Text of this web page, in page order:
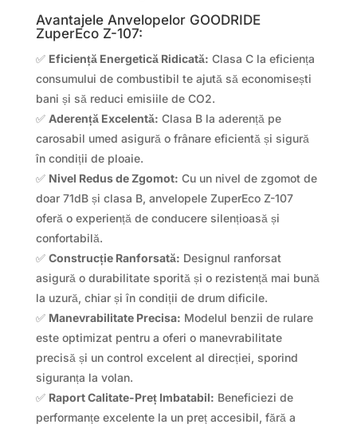
Avantajele Anvelopelor GOODRIDE
ZuperEco Z-107:
✅ Eficiență Energetică Ridicată: Clasa C la eficiența
consumului de combustibil te ajută să economisești
bani și să reduci emisiile de CO2.
✅ Aderență Excelentă: Clasa B la aderență pe
carosabil umed asigură o frânare eficientă și sigură
în condiții de ploaie.
✅ Nivel Redus de Zgomot: Cu un nivel de zgomot de
doar 71dB și clasa B, anvelopele ZuperEco Z-107
oferă o experiență de conducere silențioasă și
confortabilă.
✅ Construcție Ranforsată: Designul ranforsat
asigură o durabilitate sporită și o rezistență mai bună
la uzură, chiar și în condiții de drum dificile.
✅ Manevrabilitate Precisa: Modelul benzii de rulare
este optimizat pentru a oferi o manevrabilitate
precisă și un control excelent al direcției, sporind
siguranța la volan.
✅ Raport Calitate-Preț Imbatabil: Beneficiezi de
performanțe excelente la un preț accesibil, fără a